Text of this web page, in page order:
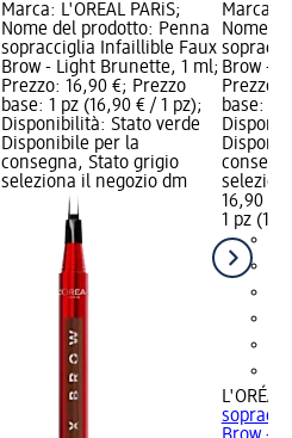
Marca: L'ORÉAL PARiS;
Nome del prodotto: Penna
sopracciglia Infaillible Faux
Brow - Light Brunette, 1 ml;
Prezzo: 16,90 €; Prezzo
base: 1 pz (16,90 € / 1 pz);
Disponibilità: Stato verde
Disponibile per la
consegna, Stato grigio
seleziona il negozio dm
Marca:
Nome
Brow -
Prezzo:
base: 1
16,90 €
1 pz
L'ORÉAL